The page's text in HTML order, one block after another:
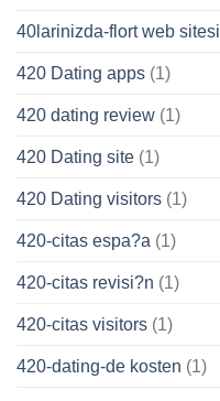
40larinizda-flort web sitesi
420 Dating apps (1)
420 dating review (1)
420 Dating site (1)
420 Dating visitors (1)
420-citas espa?a (1)
420-citas revisi?n (1)
420-citas visitors (1)
420-dating-de kosten (1)